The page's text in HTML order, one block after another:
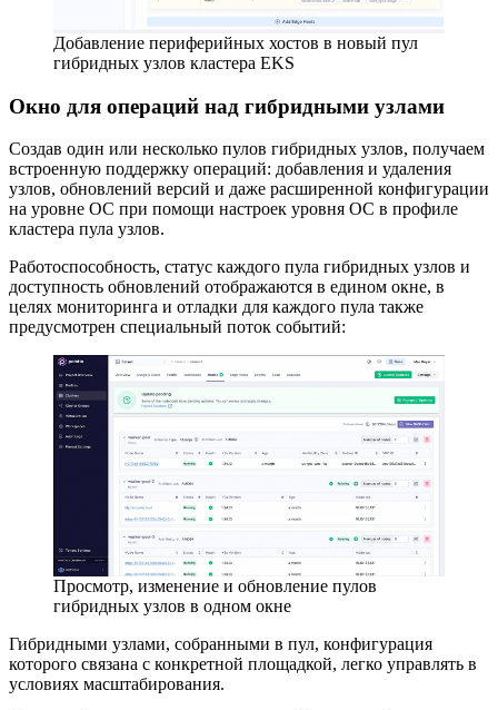
Добавление периферийных хостов в новый пул
гибридных узлов кластера EKS
Окно для операций над гибридными узлами
Создав один или несколько пулов гибридных узлов, получаем
встроенную поддержку операций: добавления и удаления
узлов, обновлений версий и даже расширенной конфигурации
на уровне ОС при помощи настроек уровня ОС в профиле
кластера пула узлов.
Работоспособность, статус каждого пула гибридных узлов и
доступность обновлений отображаются в едином окне, в
целях мониторинга и отладки для каждого пула также
предусмотрен специальный поток событий:
Просмотр, изменение и обновление пулов
гибридных узлов в одном окне
Гибридными узлами, собранными в пул, конфигурация
которого связана с конкретной площадкой, легко управлять в
условиях масштабирования.